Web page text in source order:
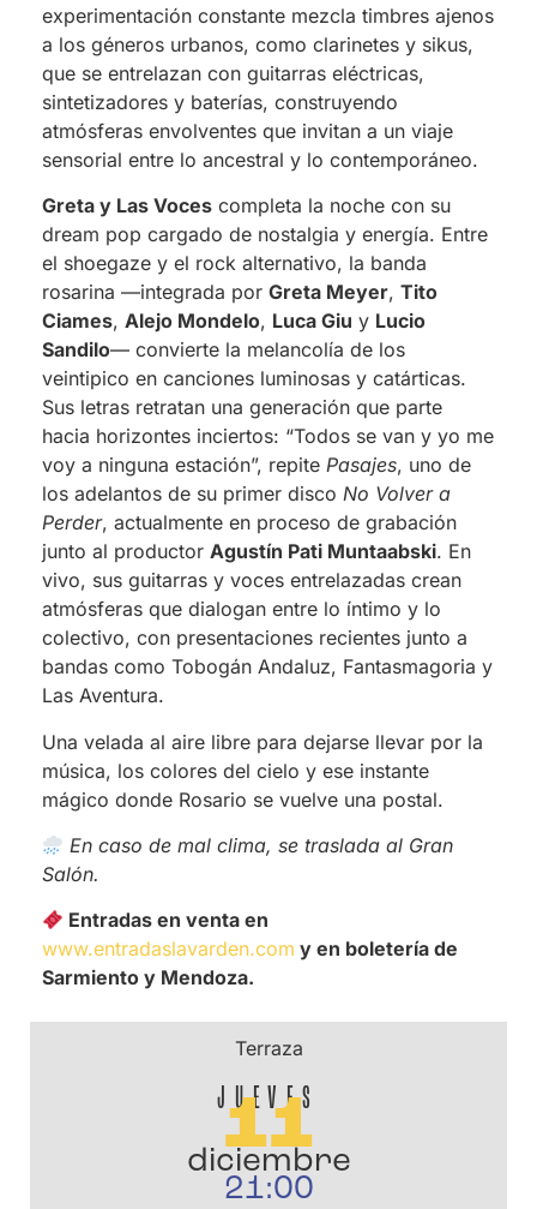
experimentación constante mezcla timbres ajenos
a los géneros urbanos, como clarinetes y sikus,
que se entrelazan con guitarras eléctricas,
sintetizadores y baterías, construyendo
atmósferas envolventes que invitan a un viaje
sensorial entre lo ancestral y lo contemporáneo.
Greta y Las Voces completa la noche con su
dream pop cargado de nostalgia y energía. Entre
el shoegaze y el rock alternativo, la banda
rosarina —integrada por Greta Meyer, Tito
Ciames, Alejo Mondelo, Luca Giu y Lucio
Sandilo— convierte la melancolía de los
veintipico en canciones luminosas y catárticas.
Sus letras retratan una generación que parte
hacia horizontes inciertos: “Todos se van y yo me
voy a ninguna estación”, repite Pasajes, uno de
los adelantos de su primer disco No Volver a
Perder, actualmente en proceso de grabación
junto al productor Agustín Pati Muntaabski. En
vivo, sus guitarras y voces entrelazadas crean
atmósferas que dialogan entre lo íntimo y lo
colectivo, con presentaciones recientes junto a
bandas como Tobogán Andaluz, Fantasmagoria y
Las Aventura.
Una velada al aire libre para dejarse llevar por la
música, los colores del cielo y ese instante
mágico donde Rosario se vuelve una postal.
En caso de mal clima, se traslada al Gran
Salón.
Entradas en venta en
www.entradaslavarden.com y en boletería de
Sarmiento y Mendoza.
Terraza
JUEVES
11
diciembre
21:00